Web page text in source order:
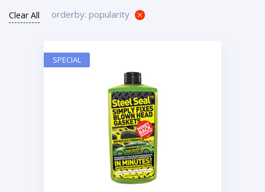
Clear All orderby: popularity
SPECIAL